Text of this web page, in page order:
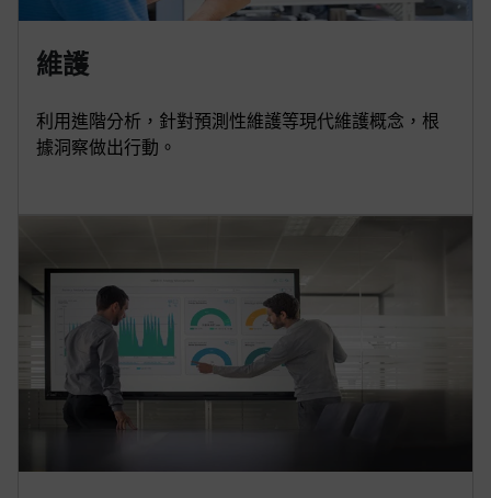
維護
利用進階分析，針對預測性維護等現代維護概念，根
據洞察做出行動。